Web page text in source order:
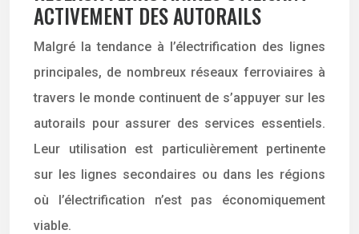
ACTIVEMENT DES AUTORAILS
Malgré la tendance à l’électrification des lignes
principales, de nombreux réseaux ferroviaires à
travers le monde continuent de s’appuyer sur les
autorails pour assurer des services essentiels.
Leur utilisation est particulièrement pertinente
sur les lignes secondaires ou dans les régions
où l’électrification n’est pas économiquement
viable.